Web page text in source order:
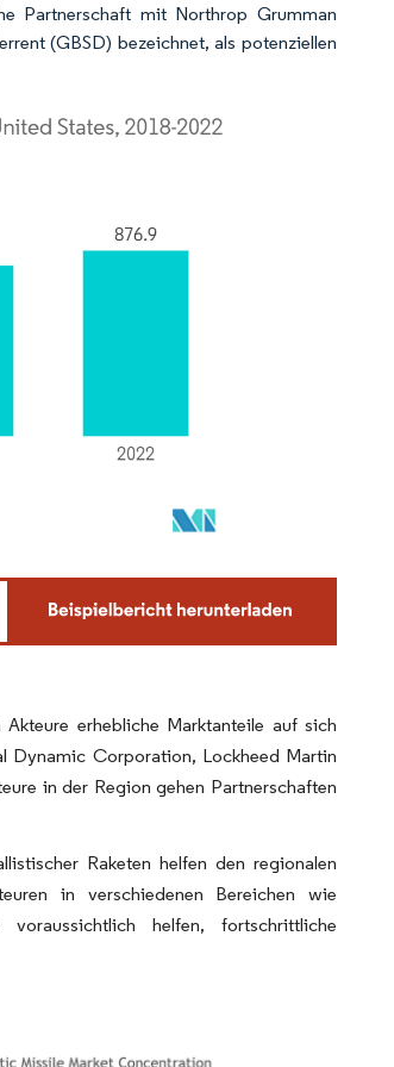
Partnerschaft mit Northrop Grumman
(GBSD) bezeichnet, als potenziellen
erhebliche Marktanteile auf sich
Dynamic Corporation, Lockheed Martin
in der Region gehen Partnerschaften
Raketen helfen den regionalen
in verschiedenen Bereichen wie
voraussichtlich helfen, fortschrittliche